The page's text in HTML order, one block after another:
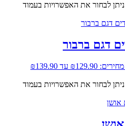
לבחור את האפשרויות בעמוד
דגם ברבור
⁦₪129.90⁩ עד ⁦₪139.90⁩
לבחור את האפשרויות בעמוד